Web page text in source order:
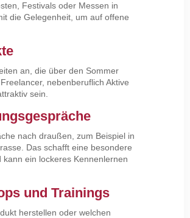
Festivals oder Messen in
die Gelegenheit, um auf offene
an, die über den Sommer
nebenberuflich Aktive
sein.
nach draußen, zum Beispiel in
Das schafft eine besondere
ein lockeres Kennenlernen
und Trainings
herstellen oder welchen